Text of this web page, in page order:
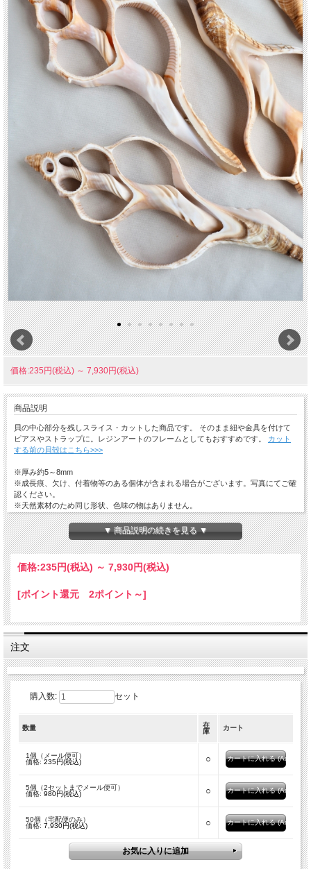
価格:235円(税込) ～ 7,930円(税込)
商品説明
貝の中心部分を残しスライス・カットした商品です。 そのまま紐や金具を付けて
ピアスやストラップに。レジンアートのフレームとしてもおすすめです。 カット
する前の貝殻はこちら>>>
※厚み約5～8mm
※成長痕、欠け、付着物等のある個体が含まれる場合がございます。写真にてご確
認ください。
※天然素材のため同じ形状、色味の物はありません。
※模様や色味については当店のお任せになります。
※ご使用の端末やモニターによって画像と現物の色味が異なる場合がございます。
☆ひとことメモ☆ 和名：イトマキボラ 学名：Pleuroploca trapezium 生息地：紀伊半
島～九州西岸以南、インド・西太平洋
▼ 商品説明の続きを見る ▼
価格:235円(税込) ～ 7,930円(税込)
[ポイント還元 2ポイント～]
注文
購入数: セット
数量
在
庫
カート
1個（メール便可）
価格:235円(税込) ○
5個（2セットまでメール便可）
価格:980円(税込) ○
50個（宅配便のみ）
価格: 7,930円(税込) ○